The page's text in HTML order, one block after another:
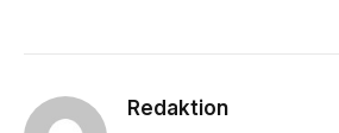
Redaktion